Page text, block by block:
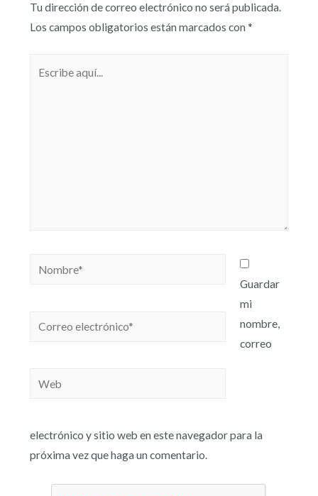
Tu dirección de correo electrónico no será publicada.
Los campos obligatorios están marcados con *
Guardar
mi
nombre,
correo
electrónico y sitio web en este navegador para la
próxima vez que haga un comentario.